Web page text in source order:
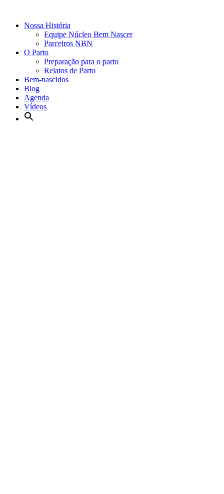
Nossa História
Equipe Núcleo Bem Nascer
Parceiros NBN
O Parto
Preparação para o parto
Relatos de Parto
Bem-nascidos
Blog
Agenda
Vídeos